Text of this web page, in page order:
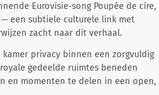
Eurovisie-song Poupée de cire,
een subtiele culturele link met
zacht naar dit verhaal.
privacy binnen een zorgvuldig
gedeelde ruimtes beneden
en momenten te delen in een open,